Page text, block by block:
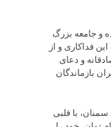
و جامعه بزرگ
فداکاری و از
و دعای
بازماندگان
با قلبی